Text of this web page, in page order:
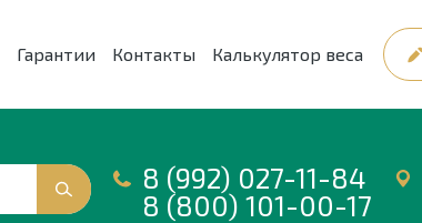
Гарантии Контакты Калькулятор веса
8 (992) 027-11-84
8 (800) 101-00-17